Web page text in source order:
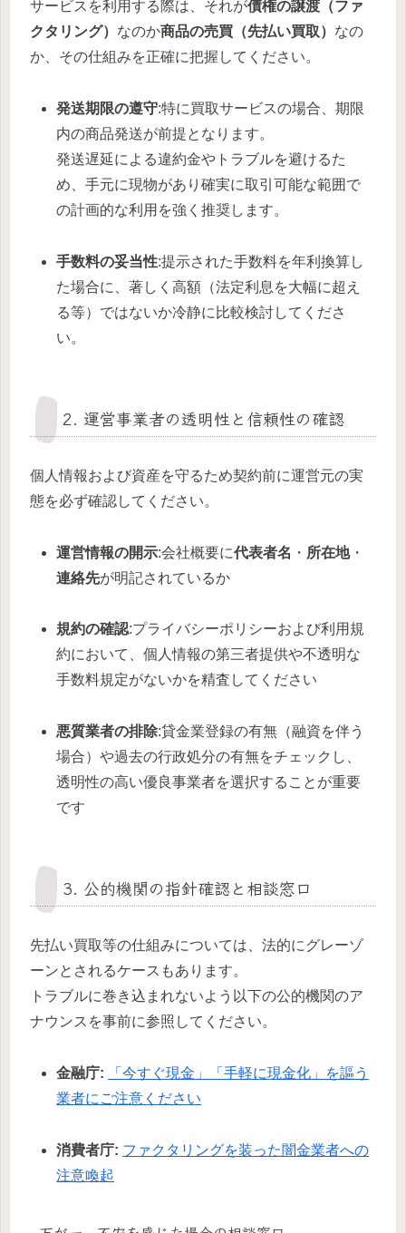
サービスを利用する際は、それが債権の譲渡（ファ
クタリング） なのか商品の売買（先払い買取） なの
か、その仕組みを正確に把握してください。
発送期限の遵守:特に買取サービスの場合、期限
内の商品発送が前提となります。
発送遅延による違約金やトラブルを避けるた
め、手元に現物があり確実に取引可能な範囲で
の計画的な利用を強く推奨します。
手数料の妥当性:提示された手数料を年利換算し
た場合に、著しく高額（法定利息を大幅に超え
る等）ではないか冷静に比較検討してくださ
い。
2. 運営事業者の透明性と信頼性の確認
個人情報および資産を守るため契約前に運営元の実
態を必ず確認してください。
運営情報の開示:会社概要に代表者名 ・ 所在地・
連絡先が明記されているか
規約の確認:プライバシーポリシーおよび利用規
約において、個人情報の第三者提供や不透明な
手数料規定がないかを精査してください
悪質業者の排除:貸金業登録の有無（融資を伴う
場合）や過去の行政処分の有無をチェックし、
透明性の高い優良事業者を選択することが重要
です
3. 公的機関の指針確認と相談窓口
先払い買取等の仕組みについては、法的にグレーゾ
ーンとされるケースもあります。
トラブルに巻き込まれないよう以下の公的機関のア
ナウンスを事前に参照してください。
金融庁:
「今すぐ現金」「手軽に現金化」を謳う
業者にご注意ください
消費者庁: ファクタリングを装った闇金業者への
注意喚起